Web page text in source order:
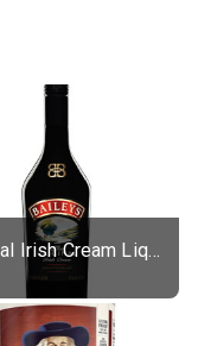
Original Irish Cream Liqueur (17% alc.)